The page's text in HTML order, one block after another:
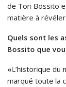
de Tori Bossito
matière à
Quels sont les
Bossito que
«L’historique du
marqué toute la